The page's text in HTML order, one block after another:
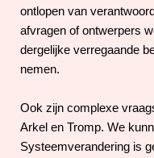
ontlopen van
afvragen of ontwerpers
dergelijke verregaande
nemen.
Ook zijn complexe
Arkel en Tromp. We
Systeemverandering is